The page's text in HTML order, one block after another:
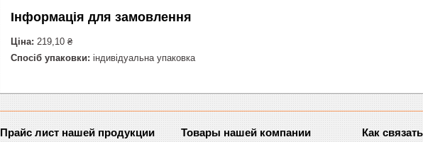
Інформація для замовлення
Ціна: 219,10 ₴
Спосіб упаковки: індивідуальна упаковка
Прайс лист нашей продукции Товары нашей компании Как